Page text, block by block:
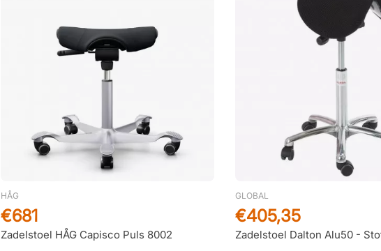
HÅG
Zadelstoel HÅG Capisco Puls 8002
€681
GLOBAL
Zadelstoel Dalton Alu50 -
€405,35